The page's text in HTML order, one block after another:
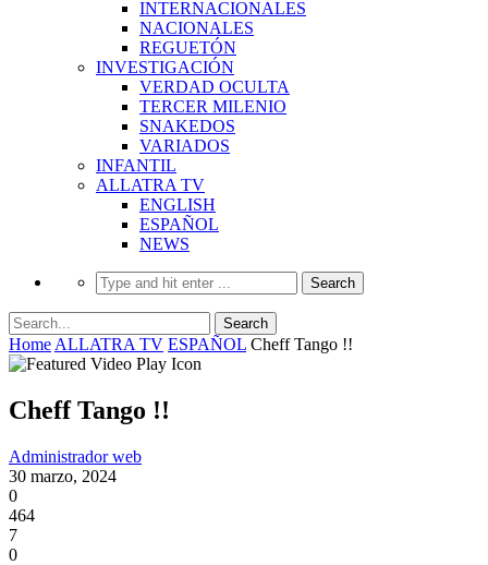
INTERNACIONALES
NACIONALES
REGUETÓN
INVESTIGACIÓN
VERDAD OCULTA
TERCER MILENIO
SNAKEDOS
VARIADOS
INFANTIL
ALLATRA TV
ENGLISH
ESPAÑOL
NEWS
Home ALLATRA TV ESPAÑOL Cheff Tango !!
Cheff Tango !!
Administrador web
30 marzo, 2024
0
464
7
0